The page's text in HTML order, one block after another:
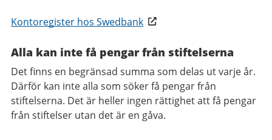
Kontoregister hos Swedbank
Alla kan inte få pengar från stiftelserna
Det finns en begränsad summa som delas ut varje år.
Därför kan inte alla som söker få pengar från
stiftelserna. Det är heller ingen rättighet att få pengar
från stiftelser utan det är en gåva.